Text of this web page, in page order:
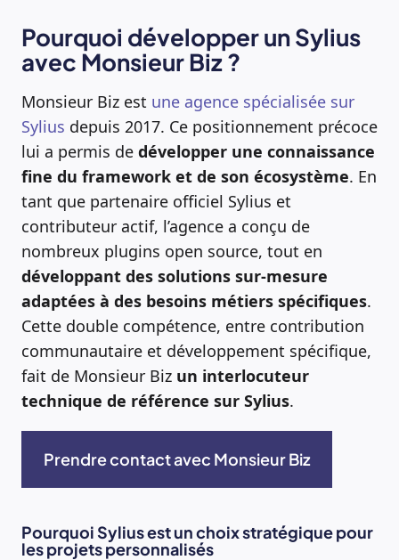
Pourquoi développer un Sylius
avec Monsieur Biz ?
Monsieur Biz est une agence spécialisée sur
Sylius depuis 2017. Ce positionnement précoce
lui a permis de développer une connaissance
fine du framework et de son écosystème. En
tant que partenaire officiel Sylius et
contributeur actif, l’agence a conçu de
nombreux plugins open source, tout en
développant des solutions sur-mesure
adaptées à des besoins métiers spécifiques.
Cette double compétence, entre contribution
communautaire et développement spécifique,
fait de Monsieur Biz un interlocuteur
technique de référence sur Sylius.
Prendre contact avec Monsieur Biz
Pourquoi Sylius est un choix stratégique pour
les projets personnalisés